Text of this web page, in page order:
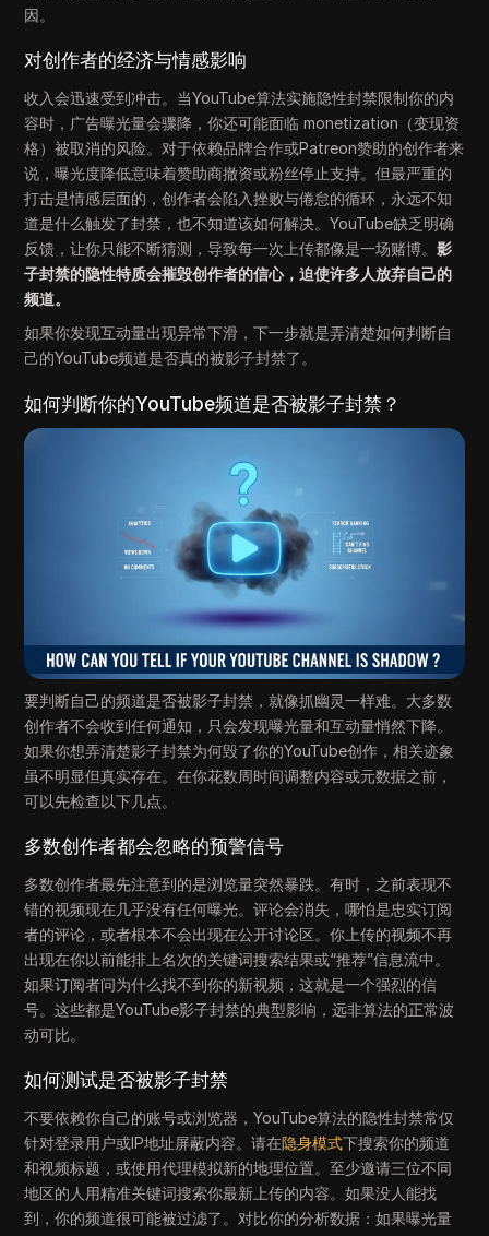
因。
对创作者的经济与情感影响
收入会迅速受到冲击。当YouTube算法实施隐性封禁限制你的内
容时，广告曝光量会骤降，你还可能面临 monetization（变现资
格）被取消的风险。对于依赖品牌合作或Patreon赞助的创作者来
说，曝光度降低意味着赞助商撤资或粉丝停止支持。但最严重的
打击是情感层面的，创作者会陷入挫败与倦怠的循环，永远不知
道是什么触发了封禁，也不知道该如何解决。YouTube缺乏明确
反馈，让你只能不断猜测，导致每一次上传都像是一场赌博。影
子封禁的隐性特质会摧毁创作者的信心，迫使许多人放弃自己的
频道。
如果你发现互动量出现异常下滑，下一步就是弄清楚如何判断自
己的YouTube频道是否真的被影子封禁了。
如何判断你的YouTube频道是否被影子封禁？
要判断自己的频道是否被影子封禁，就像抓幽灵一样难。大多数
创作者不会收到任何通知，只会发现曝光量和互动量悄然下降。
如果你想弄清楚影子封禁为何毁了你的YouTube创作，相关迹象
虽不明显但真实存在。在你花数周时间调整内容或元数据之前，
可以先检查以下几点。
多数创作者都会忽略的预警信号
多数创作者最先注意到的是浏览量突然暴跌。有时，之前表现不
错的视频现在几乎没有任何曝光。评论会消失，哪怕是忠实订阅
者的评论，或者根本不会出现在公开讨论区。你上传的视频不再
出现在你以前能排上名次的关键词搜索结果或“推荐”信息流中。
如果订阅者问为什么找不到你的新视频，这就是一个强烈的信
号。这些都是YouTube影子封禁的典型影响，远非算法的正常波
动可比。
如何测试是否被影子封禁
不要依赖你自己的账号或浏览器，YouTube算法的隐性封禁常仅
针对登录用户或IP地址屏蔽内容。请在隐身模式下搜索你的频道
和视频标题，或使用代理模拟新的地理位置。至少邀请三位不同
地区的人用精准关键词搜索你最新上传的内容。如果没人能找
到，你的频道很可能被过滤了。对比你的分析数据：如果曝光量